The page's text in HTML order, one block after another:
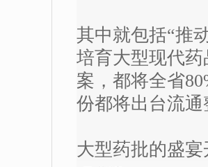
其中就包括“推
培育大型现代
案，都将全省
份都将出台流
大型药批的盛